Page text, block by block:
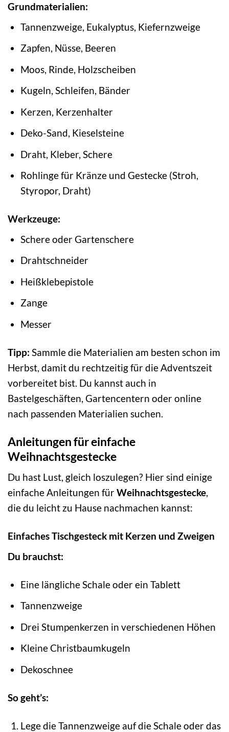
Grundmaterialien:
Tannenzweige, Eukalyptus, Kiefernzweige
Zapfen, Nüsse, Beeren
Moos, Rinde, Holzscheiben
Kugeln, Schleifen, Bänder
Kerzen, Kerzenhalter
Deko-Sand, Kieselsteine
Draht, Kleber, Schere
Rohlinge für Kränze und Gestecke (Stroh,
Styropor, Draht)
Werkzeuge:
Schere oder Gartenschere
Drahtschneider
Heißklebepistole
Zange
Messer
Tipp: Sammle die Materialien am besten schon im
Herbst, damit du rechtzeitig für die Adventszeit
vorbereitet bist. Du kannst auch in
Bastelgeschäften, Gartencentern oder online
nach passenden Materialien suchen.
Anleitungen für einfache
Weihnachtsgestecke
Du hast Lust, gleich loszulegen? Hier sind einige
einfache Anleitungen fürWeihnachtsgestecke,
die du leicht zu Hause nachmachen kannst:
Einfaches Tischgesteck mit Kerzen und Zweigen
Du brauchst:
Eine längliche Schale oder ein Tablett
Tannenzweige
Drei Stumpenkerzen in verschiedenen Höhen
Kleine Christbaumkugeln
Dekoschnee
So geht’s:
Lege die Tannenzweige auf die Schale oder das